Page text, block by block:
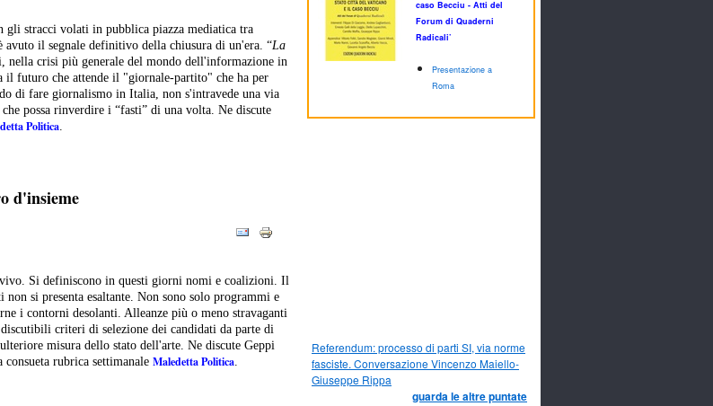
gli stracci volati in pubblica piazza mediatica tra
il segnale definitivo della chiusura di un'era. “La
nella crisi più generale del mondo dell'informazione in
futuro che attende il "giornale-partito" che ha per
di fare giornalismo in Italia, non s'intravede una via
possa rinverdire i “fasti” di una volta. Ne discute
Politica.
d'insieme
vivo. Si definiscono in questi giorni nomi e coalizioni. Il
si presenta esaltante. Non sono solo programmi e
i contorni desolanti. Alleanze più o meno stravaganti
criteri di selezione dei candidati da parte di
misura dello stato dell'arte. Ne discute Geppi
rubrica settimanale Maledetta Politica.
caso Becciu - Atti del
Forum di Quaderni
Radicali’
Presentazione a
Roma
Referendum: processo di parti SI, via norme
fasciste. Conversazione Vincenzo Maiello-
Giuseppe Rippa
guarda le altre puntate